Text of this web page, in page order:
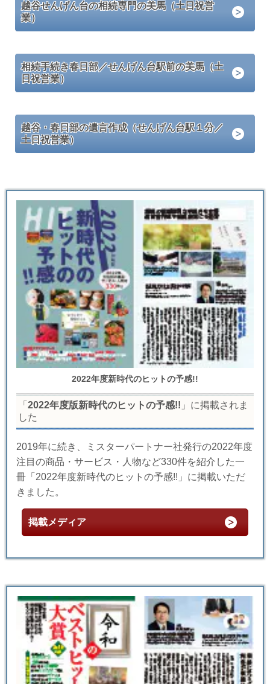
越谷せんげん台の相続専門の美馬（土日祝営
業）
相続手続き春日部／せんげん台駅前の美馬（土
日祝営業）
越谷・春日部の遺言作成（せんげん台駅１分／
土日祝営業）
2022年度新時代のヒットの予感!!
「 2022年度版新時代のヒットの予感!! 」に掲載されま
した
2019年に続き、ミスターパートナー社発行の2022年度
注目の商品・サービス・人物など330件を紹介した一
冊「2022年度新時代のヒットの予感!!」に掲載いただ
きました。
掲載メディア